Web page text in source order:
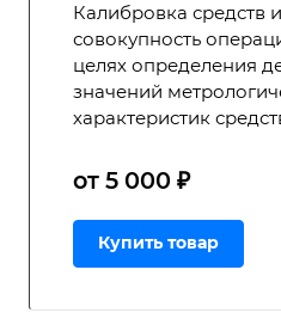
Калибровка средств
совокупность
целях определения
значений
характеристик
от 5 000 ₽
Купить товар